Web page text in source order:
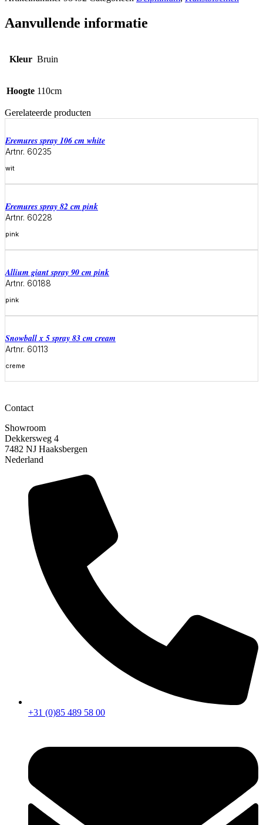
Aanvullende informatie
Kleur Bruin
Hoogte 110cm
Gerelateerde producten
eremures spray 106 cm white
Artnr. 60235
wit
eremures spray 82 cm pink
Artnr. 60228
pink
Meer informatie
allium giant spray 90 cm pink
Artnr. 60188
pink
Meer informatie
snowball x 5 spray 83 cm cream
Artnr. 60113
creme
Contact
Showroom
Dekkersweg 4
7482 NJ Haaksbergen
Nederland
+31 (0)85 489 58 00